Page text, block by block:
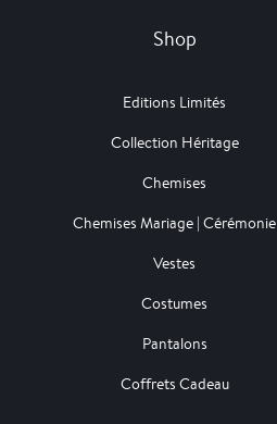
Shop
Editions Limités
Collection Héritage
Chemises
Chemises Mariage | Cérémonie
Vestes
Costumes
Pantalons
Coffrets Cadeau